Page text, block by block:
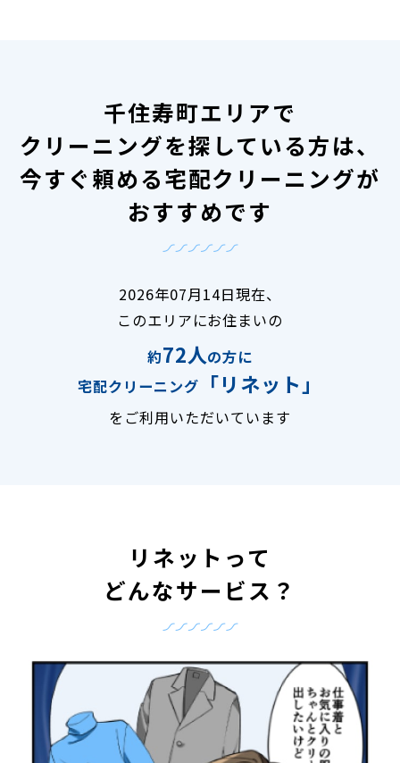
千住寿町エリアで
クリーニングを探している方は、
今すぐ頼める宅配クリーニングが
おすすめです
2026年07月14日現在、
このエリアにお住まいの
約72人の方に
宅配クリーニング
「リネット」
をご利用いただいています
リネットって
どんなサービス？